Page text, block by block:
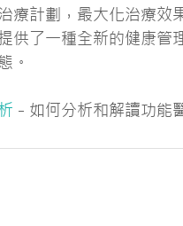
療計劃，最大化治療效
供了一種全新的健康管
。
- 如何分析和解讀功能